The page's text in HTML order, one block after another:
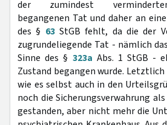
der zumindest
begangenen Tat und daher an
des § 63StGB fehlt, da die der
zugrundeliegende Tat - nämlich
Sinne des § 323a Abs. 1 StGB -
Zustand begangen wurde.
wie es selbst auch in den
noch die Sicherungsverwahrung
gestanden, aber nicht mehr die